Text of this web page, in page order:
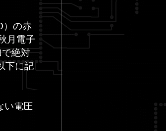
）の赤
月電子
絶対
下に記
い電圧